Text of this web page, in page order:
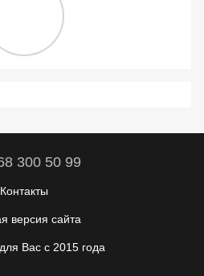
300 50 99
Контакты
версия сайта
Вас с 2015 года